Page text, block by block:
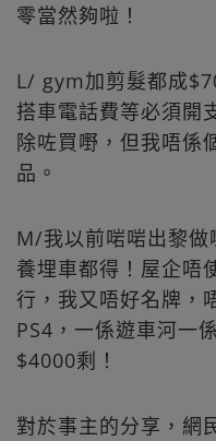
零當然夠啦！
L/ gym加剪髮都成
搭車電話費等必須開
除咗買嘢，但我唔係
品。
M/我以前啱啱出黎做
養埋車都得！屋企唔
行，我又唔好名牌，
PS4，一係遊車河一
$4000剩！
對於事主的分享，網